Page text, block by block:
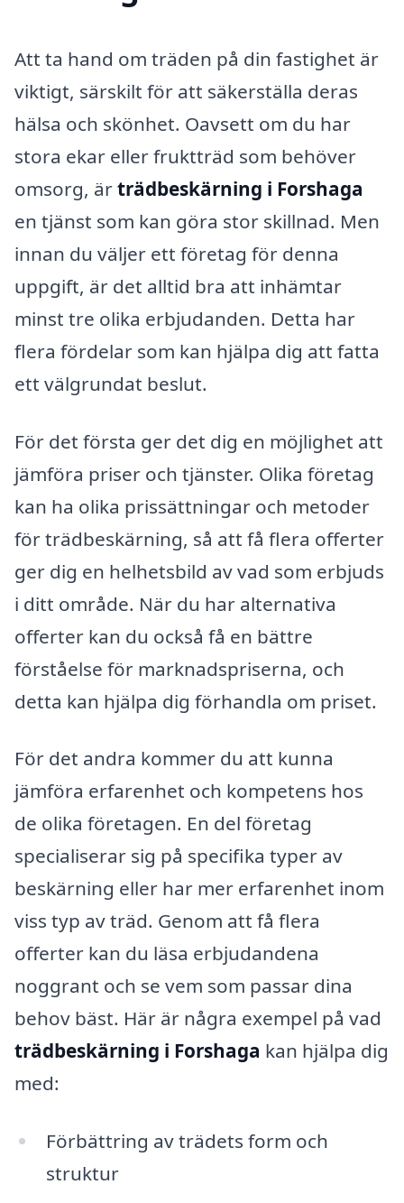
Att ta hand om träden på din fastighet är
viktigt, särskilt för att säkerställa deras
hälsa och skönhet. Oavsett om du har
stora ekar eller fruktträd som behöver
omsorg, ärträdbeskärning i Forshaga
en tjänst som kan göra stor skillnad. Men
innan du väljer ett företag för denna
uppgift, är det alltid bra att inhämtar
minst tre olika erbjudanden. Detta har
flera fördelar som kan hjälpa dig att fatta
ett välgrundat beslut.
För det första ger det dig en möjlighet att
jämföra priser och tjänster. Olika företag
kan ha olika prissättningar och metoder
för trädbeskärning, så att få flera offerter
ger dig en helhetsbild av vad som erbjuds
i ditt område. När du har alternativa
offerter kan du också få en bättre
förståelse för marknadspriserna, och
detta kan hjälpa dig förhandla om priset.
För det andra kommer du att kunna
jämföra erfarenhet och kompetens hos
de olika företagen. En del företag
specialiserar sig på specifika typer av
beskärning eller har mer erfarenhet inom
viss typ av träd. Genom att få flera
offerter kan du läsa erbjudandena
noggrant och se vem som passar dina
behov bäst. Här är några exempel på vad
trädbeskärning i Forshaga kan hjälpa dig
med:
Förbättring av trädets form och
struktur